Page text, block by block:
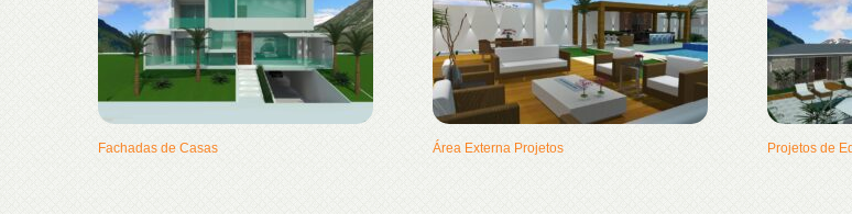
Fachadas de Casas Área Externa Projetos Projetos de